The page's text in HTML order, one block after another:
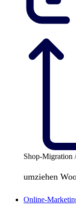
Shop-Migration
umziehen
Online-